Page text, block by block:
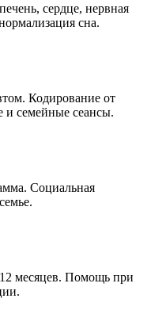
сердце, нервная
сна.
Кодирование от
и семейные сеансы.
Социальная
месяцев. Помощь при